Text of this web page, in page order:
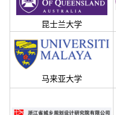
昆士兰大学
马来亚大学